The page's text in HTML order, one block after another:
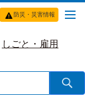
防災・災害情報
しごと・雇用